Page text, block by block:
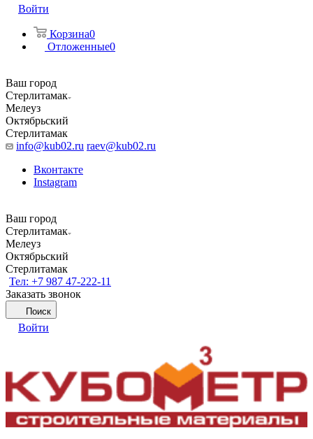
Войти
Корзина0
Отложенные0
Ваш город
Стерлитамак
Мелеуз
Октябрьский
Стерлитамак
info@kub02.ru raev@kub02.ru
Вконтакте
Instagram
Ваш город
Стерлитамак
Мелеуз
Октябрьский
Стерлитамак
Тел: +7 987 47-222-11
Заказать звонок
Поиск
Войти